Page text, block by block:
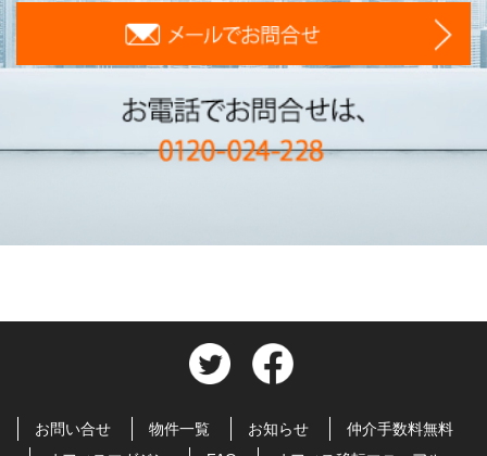
お問い合せ 物件一覧 お知らせ
仲介手数料無料